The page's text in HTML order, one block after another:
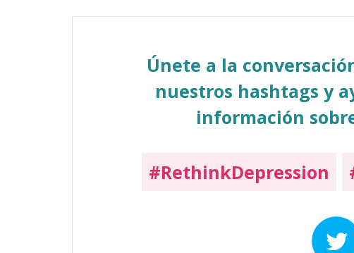
Únete a la
nuestros hashtags y
información
#RethinkDepression